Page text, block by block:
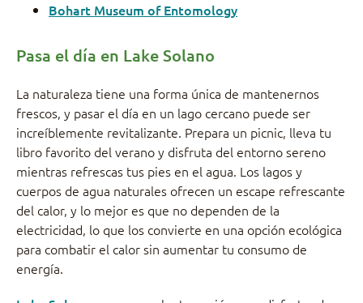
Bohart Museum of Entomology
Pasa el día en Lake Solano
La naturaleza tiene una forma única de mantenernos
frescos, y pasar el día en un lago cercano puede ser
increíblemente revitalizante. Prepara un picnic, lleva tu
libro favorito del verano y disfruta del entorno sereno
mientras refrescas tus pies en el agua. Los lagos y
cuerpos de agua naturales ofrecen un escape refrescante
del calor, y lo mejor es que no dependen de la
electricidad, lo que los convierte en una opción ecológica
para combatir el calor sin aumentar tu consumo de
energía.